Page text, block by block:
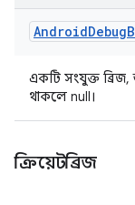
AndroidDebug
একটি সংযুক্ত ব্রিজ,
থাকলে null।
ক্রিয়েটব্রিজ